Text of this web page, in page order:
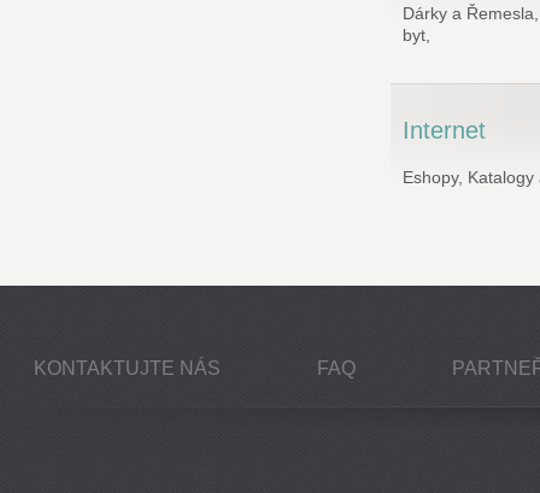
Dárky a Řemesla,
byt,
Internet
Eshopy, Katalogy
KONTAKTUJTE NÁS FAQ